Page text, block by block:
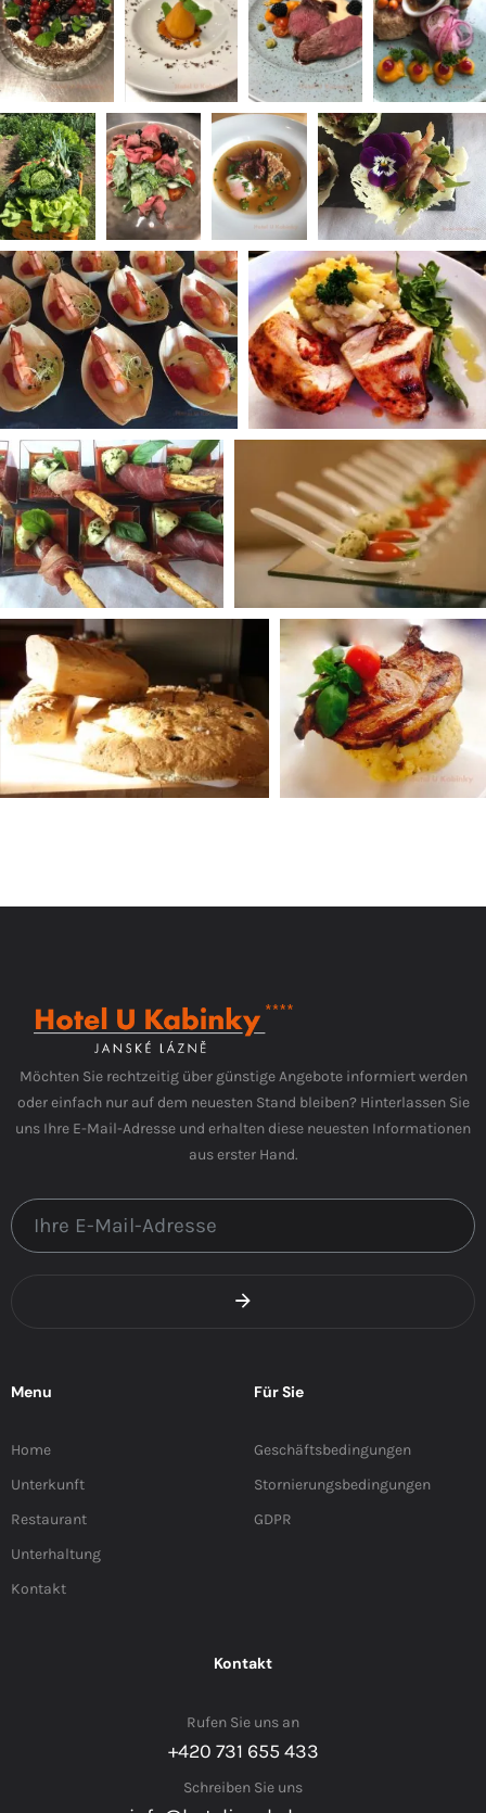
Möchten Sie rechtzeitig über günstige Angebote informiert werden
oder einfach nur auf dem neuesten Stand bleiben? Hinterlassen Sie
uns Ihre E-Mail-Adresse und erhalten diese neuesten Informationen
aus erster Hand.
Menu
Home
Unterkunft
Restaurant
Unterhaltung
Kontakt
Für Sie
Geschäftsbedingungen
Stornierungsbedingungen
GDPR
Kontakt
Rufen Sie uns an
+420 731 655 433
Schreiben Sie uns